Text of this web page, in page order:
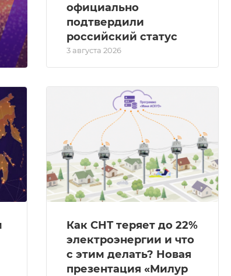
официально
подтвердили
российский статус
3 августа 2026
Как СНТ теряет до 22%
электроэнергии и что
с этим делать? Новая
презентация «Милур